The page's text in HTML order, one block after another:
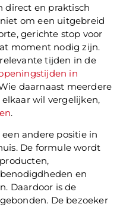
direct en praktisch
om een uitgebreid
gerichte stop voor
moment nodig zijn.
tijden in de
in
daarnaast meerdere
wil vergelijken,
.
andere positie in
De formule wordt
en
Daardoor is de
De bezoeker